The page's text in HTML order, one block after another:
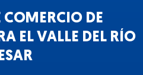
DE
EL VALLE DEL RÍO